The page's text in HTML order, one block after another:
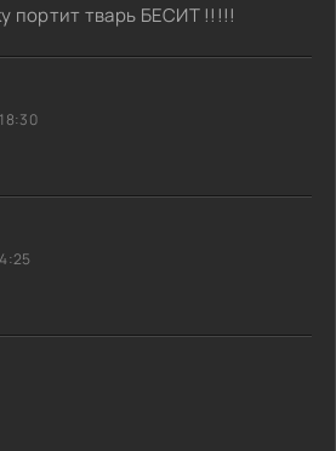
портит тварь БЕСИТ !!!!!